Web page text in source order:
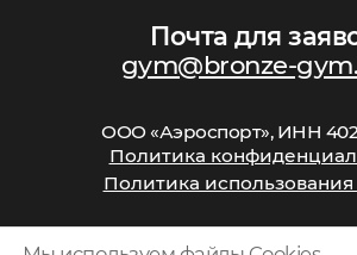
ООО «Аэроспорт», ИНН
Политика
Политика использования
Почта для
gym@bronze-